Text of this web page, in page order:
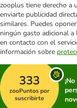
zooplus tiene derecho a
enviarte publicidad
similares. Puedes
ningún gasto adicional
en contacto con el
información sobre
333
zooPuntos por
suscribirte